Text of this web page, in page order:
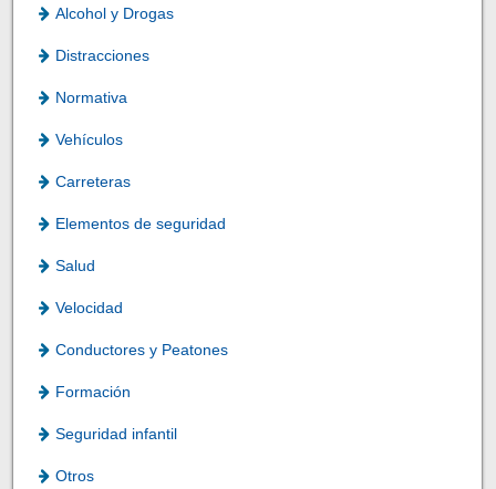
Alcohol y Drogas
Distracciones
Normativa
Vehículos
Carreteras
Elementos de seguridad
Salud
Velocidad
Conductores y Peatones
Formación
Seguridad infantil
Otros